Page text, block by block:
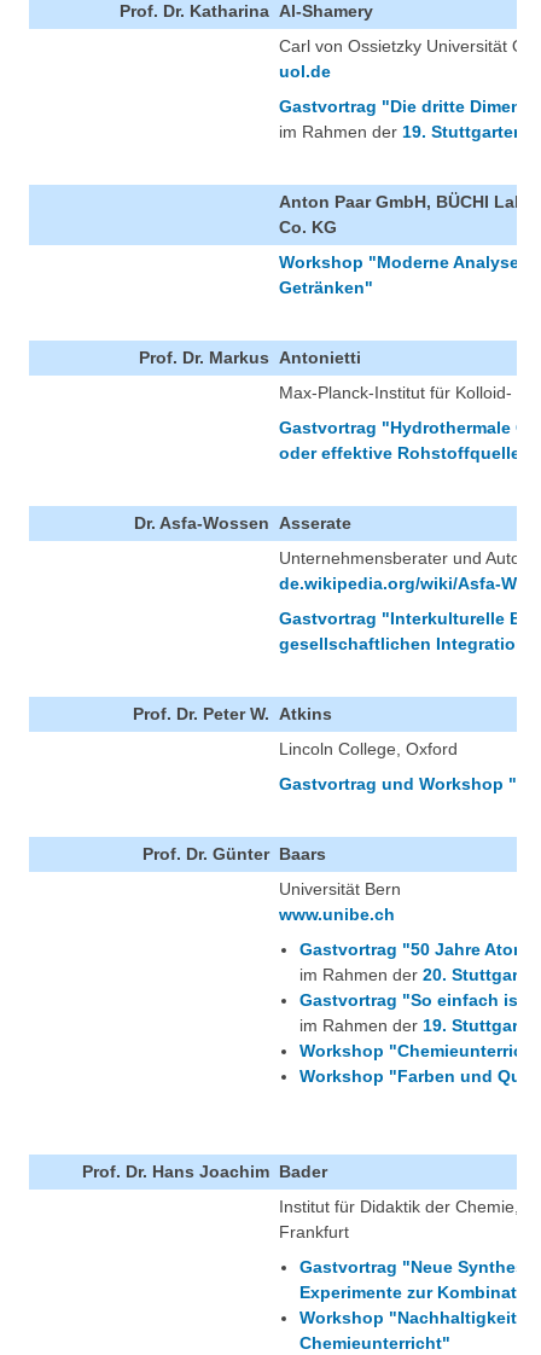
Prof. Dr. Katharina Al-Shamery
Carl von Ossietzky Universität
uol.de
Gastvortrag "Die dritte
im Rahmen der 19. Stuttgarter
Anton Paar GmbH, BÜCHI
Co. KG
Workshop "Moderne
Getränken"
Prof. Dr. Markus Antonietti
Max-Planck-Institut für Kolloid-
Gastvortrag "Hydrothermale
oder effektive Rohstoffquelle?"
Dr. Asfa-Wossen Asserate
Unternehmensberater und Autor
de.wikipedia.org/wiki/Asfa-
Gastvortrag "Interkulturelle
gesellschaftlichen Integration"
Prof. Dr. Peter W. Atkins
Lincoln College, Oxford
Gastvortrag und Workshop
Prof. Dr. Günter Baars
Universität Bern
www.unibe.ch
Gastvortrag "50 Jahre
im Rahmen der 20.
Gastvortrag "So einfach ist
im Rahmen der 19.
Workshop
Workshop "Farben und
Prof. Dr. Hans Joachim Bader
Institut für Didaktik der Chemie,
Frankfurt
Gastvortrag "Neue
Experimente zur
Workshop "Nachhaltigkeit
Chemieunterricht"